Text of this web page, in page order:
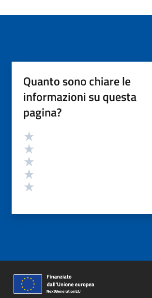
Quanto sono chiare le
informazioni su questa
pagina?
Valutazione